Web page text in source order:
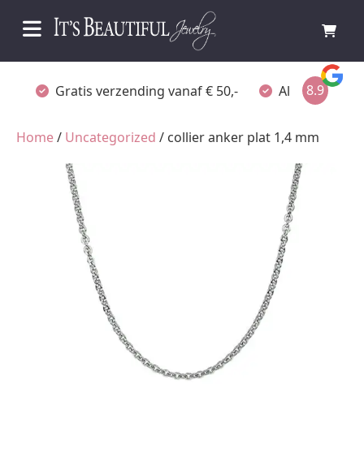
Gratis verzending vanaf € 50,- Altijd verpakt
8.9
Home/ Uncategorized / collier anker plat 1,4 mm